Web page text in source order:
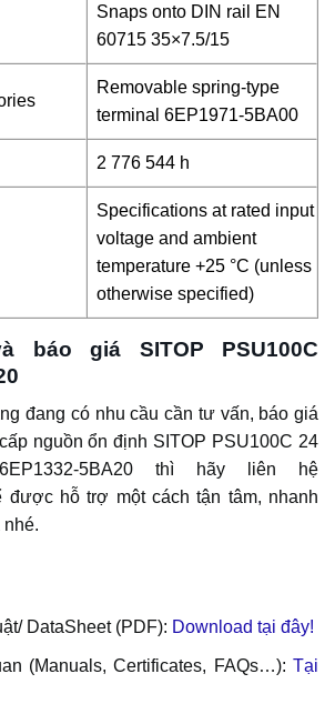
Snaps onto DIN rail EN
60715 35×7.5/15
Removable spring-type
terminal 6EP1971-5BA00
2 776 544 h
Specifications at rated input
voltage and ambient
temperature +25 °C (unless
otherwise specified)
báo giá SITOP PSU100C
đang có nhu cầu cần tư vấn, báo giá
nguồn ổn định SITOP PSU100C 24
5BA20 thì hãy liên hệ
được hỗ trợ một cách tận tâm, nhanh
DataSheet (PDF): Download tại đây!
(Manuals, Certificates, FAQs…): Tại